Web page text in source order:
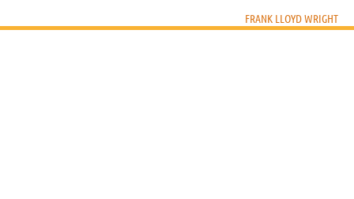
FRANK LLOYD WRIGHT